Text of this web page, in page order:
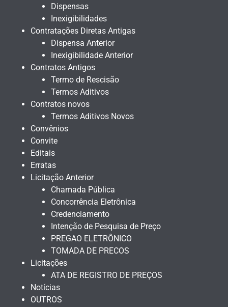
Dispensas
Inexigibilidades
Contratações Diretas Antigas
Dispensa Anterior
Inexigibilidade Anterior
Contratos Antigos
Termo de Rescisão
Termos Aditivos
Contratos novos
Termos Aditivos Novos
Convênios
Convite
Editais
Erratas
Licitação Anterior
Chamada Pública
Concorrência Eletrônica
Credenciamento
Intenção de Pesquisa de Preço
PREGAO ELETRÔNICO
TOMADA DE PRECOS
Licitações
ATA DE REGISTRO DE PREÇOS
Notícias
OUTROS